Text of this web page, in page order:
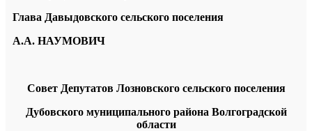
Глава Давыдовского сельского поселения
А.А. НАУМОВИЧ
Совет Депутатов Лозновского сельского поселения
Дубовского муниципального района Волгоградской
области